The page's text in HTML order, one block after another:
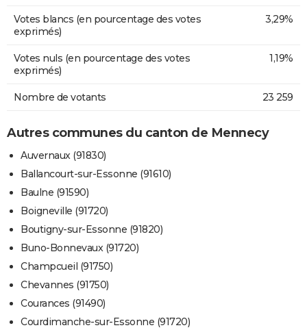
Votes blancs (en pourcentage des votes
exprimés)
3,29%
Votes nuls (en pourcentage des votes
exprimés)
1,19%
Nombre de votants 23 259
Autres communes du canton de Mennecy
Auvernaux (91830)
Ballancourt-sur-Essonne (91610)
Baulne (91590)
Boigneville (91720)
Boutigny-sur-Essonne (91820)
Buno-Bonnevaux (91720)
Champcueil (91750)
Chevannes (91750)
Courances (91490)
Courdimanche-sur-Essonne (91720)